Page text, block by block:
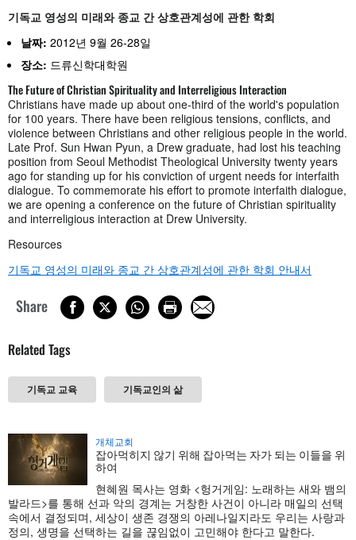
기독교 영성의 미래와 종교 간 상호관계성에 관한 학회
날짜: 2012년 9월 26-28일
장소: 드류신학대학원
The Future of Christian Spirituality and Interreligious Interaction
Christians have made up about one-third of the world's population
for 100 years. There have been religious tensions, conflicts, and
violence between Christians and other religious people in the world.
Late Prof. Sun Hwan Pyun, a Drew graduate, had lost his teaching
position from Seoul Methodist Theological University twenty years
ago for standing up for his conviction of urgent needs for interfaith
dialogue. To commemorate his effort to promote interfaith dialogue,
we are opening a conference on the future of Christian spirituality
and interreligious interaction at Drew University.
Resources
기독교 영성의 미래와 종교 간 상호관계성에 관한 학회 안내서
Share
Related Tags
기독교 교육 기독교인의 삶
개체교회
잡아먹히지 않기 위해 잡아먹는 자가 되는 이들을 위
하여
현혜원 목사는 영화 <헝거게임: 노래하는 새와 뱀의
발라드>를 통해 선과 악의 경계는 거창한 사건이 아니라 매일의 선택
속에서 결정되며, 세상이 생존 경쟁의 아레나일지라도 우리는 사랑과
정의, 생명을 선택하는 길을 끊임없이 고민해야 한다고 말한다.